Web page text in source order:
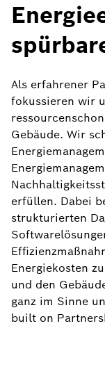
Als erfahrener
fokussieren wir
Gebäude. Wir
erfüllen. Dabei
strukturierten
Energiekosten
und den
ganz im Sinne
built on